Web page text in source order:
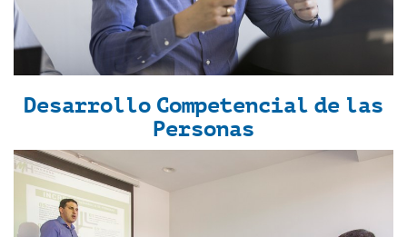
Desarrollo Competencial de las
Personas